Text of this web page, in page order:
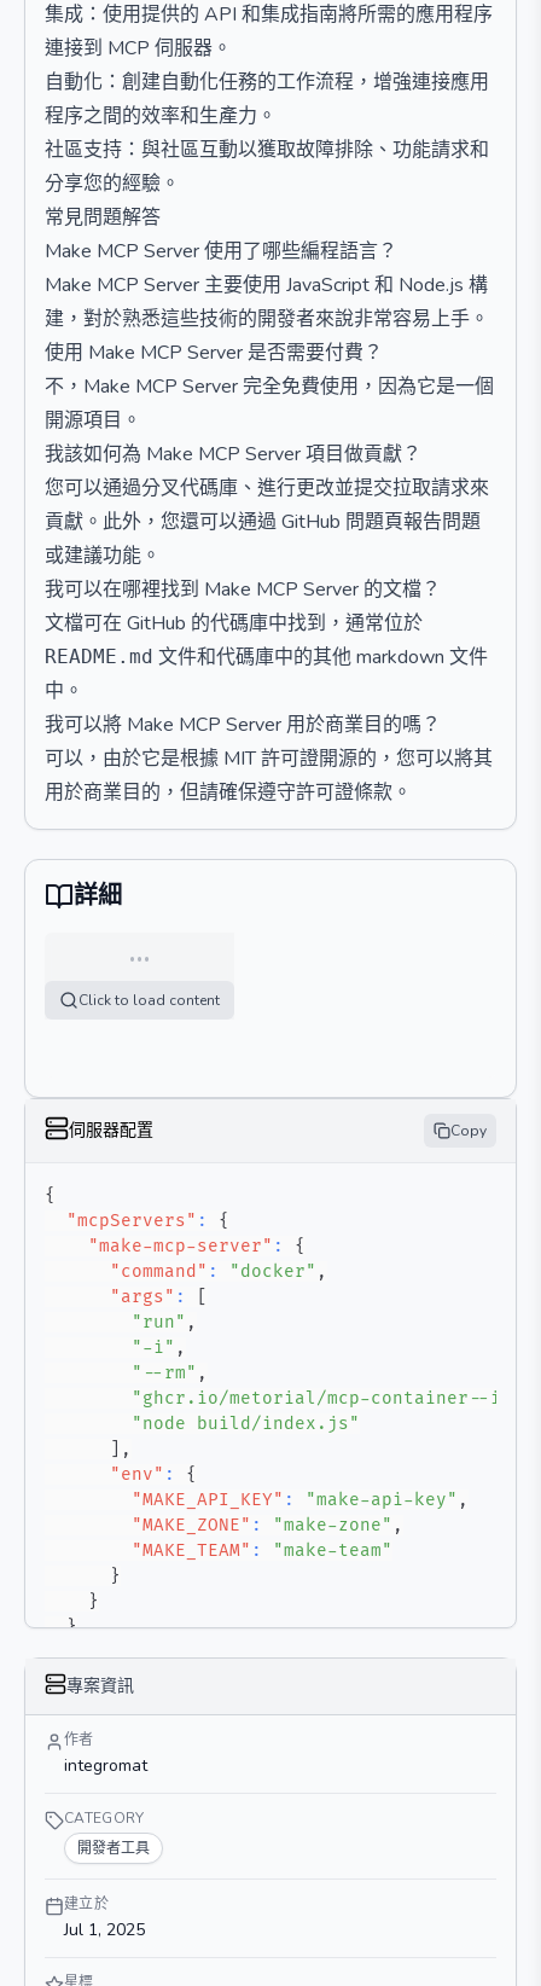
集成：使用提供的 API 和集成指南將所需的應用程序
連接到 MCP 伺服器。
自動化：創建自動化任務的工作流程，增強連接應用
程序之間的效率和生產力。
社區支持：與社區互動以獲取故障排除、功能請求和
分享您的經驗。
常見問題解答
Make MCP Server 使用了哪些編程語言？
Make MCP Server 主要使用 JavaScript 和 Node.js 構
建，對於熟悉這些技術的開發者來說非常容易上手。
使用 Make MCP Server 是否需要付費？
不，Make MCP Server 完全免費使用，因為它是一個
開源項目。
我該如何為 Make MCP Server 項目做貢獻？
您可以通過分叉代碼庫、進行更改並提交拉取請求來
貢獻。此外，您還可以通過 GitHub 問題頁報告問題
或建議功能。
我可以在哪裡找到 Make MCP Server 的文檔？
文檔可在 GitHub 的代碼庫中找到，通常位於
README.md 文件和代碼庫中的其他 markdown 文件
中。
我可以將 Make MCP Server 用於商業目的嗎？
可以，由於它是根據 MIT 許可證開源的，您可以將其
用於商業目的，但請確保遵守許可證條款。
詳細
…
Click to load content
伺服器配置 Copy
{
"mcpServers" :
{
"make-mcp-server" :
{
"command" : "docker" ,
"args" :
"run" ,
"-i" ,
"--rm" ,
"ghcr.io/metorial/mcp-container--
"node build/index.js"
,
"env" :
{
"MAKE_API_KEY" : "make-api-key" ,
"MAKE_ZONE" : "make-zone" ,
"MAKE_TEAM" :
"make-team"
}
}
}
專案資訊
作者
integromat
CATEGORY
開發者工具
建立於
Jul 1, 2025